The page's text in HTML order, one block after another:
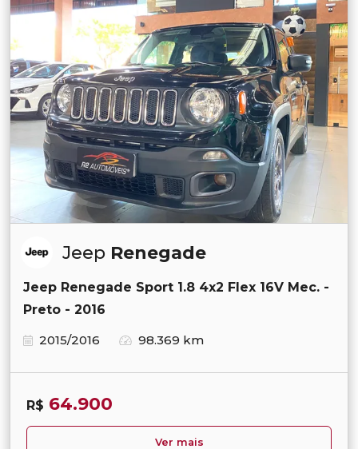
Jeep Renegade
Jeep Renegade Sport 1.8 4x2 Flex 16V Mec. -
Preto - 2016
2015/2016
98.369 km
R$ 64.900
Ver mais